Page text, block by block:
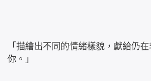
「描繪出不同的情緒樣貌，獻給仍
你。」